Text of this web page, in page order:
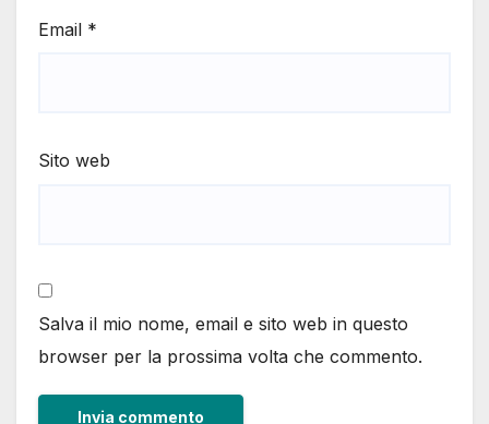
Email *
Sito web
Salva il mio nome, email e sito web in questo
browser per la prossima volta che commento.